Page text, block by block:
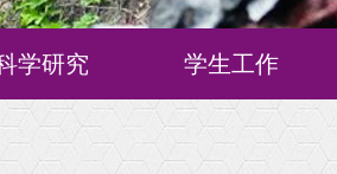
学研究
师资队伍
学生工作
本科生招生信息